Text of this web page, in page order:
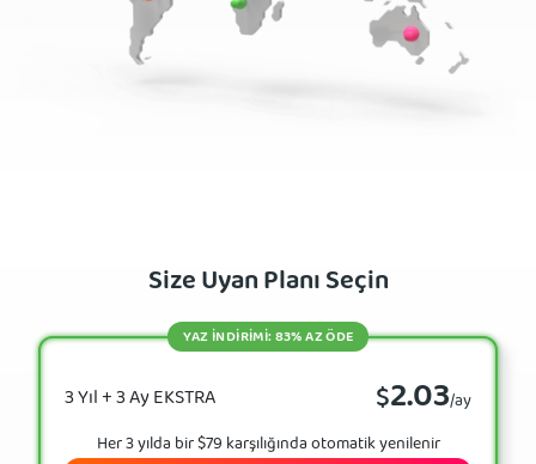
Size Uyan Planı Seçin
3 Yıl + 3 Ay EKSTRA $2.03/ay
YAZ İNDİRİMİ: 83% AZ ÖDE
Her 3 yılda bir $79 karşılığında otomatik yenilenir